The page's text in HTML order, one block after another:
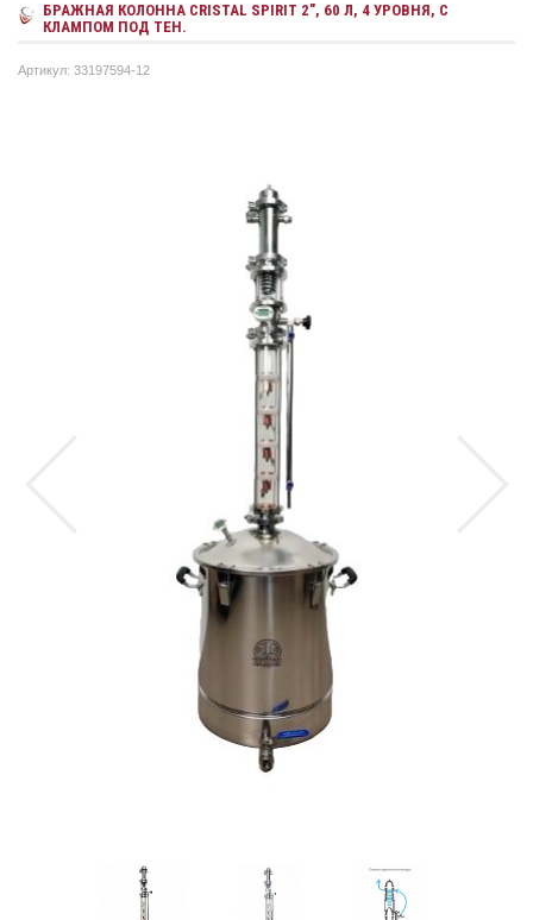
БРАЖНАЯ КОЛОННА CRISTAL SPIRIT 2", 60 Л, 4 УРОВНЯ, С
КЛАМПОМ ПОД ТЕН.
Артикул: 33197594-12